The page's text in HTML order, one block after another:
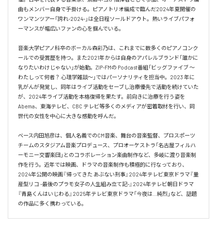
曲もメンバー自身で手掛ける。ピアノトリオ編成で臨んだ2024年夏開催の
ワンマンツアー「誇れ-2024-」は全日程ソールドアウト。熱いライブパフォ
ーマンスが幅広いファンの心を掴んでいる。
音楽大学ピアノ科卒のボーカル森彩乃は、これまでに数多くのピアノコンク
ールでの受賞歴を持つ。また2021年からは自身のアパレルブランド「誰かに
なりたいわけじゃない」が始動。ZIP-FMの Podcast番組「ビッグファイブ 〜
わたしって何者？ 心理学雑談〜」ではパーソナリティを担当中。2023 年に
乳がんが発覚し、同年はライブ活動をセーブし治療優先で活動を続けていた
が、2024年ライブ活動を本格復帰を果たす。前向きに治療を行う姿を
Abema、東海テレビ、CBC テレビ等多くのメディアが密着取材を行い、同
世代の女性を中心に大きな感動を呼んだ。
ベース内田旭彦は、個人名義でのCM音楽、舞台の音楽監督、プロスポーツ
チームのスタジアム音楽プロデュース、プロオーケストラ「名古屋フィルハ
ーモニー交響楽団」とのコラボレーション楽曲制作など、多岐に渡り音楽制
作を行う。近年では映画、ドラマの音楽制作も積極的に行なっており、
2024年公開の映画『帰ってきた あぶない刑事』2024年テレビ東京ドラマ『量
産型リコ -最後のプラモ女子の人生組み立て記-』2024年テレビ朝日ドラマ
『青島くんはいじわる』2025年テレビ東京ドラマ「今夜は…純烈」など、話題
の作品に多く携わっている。